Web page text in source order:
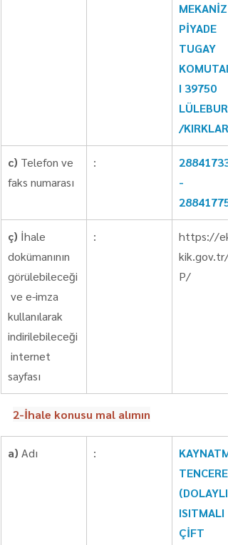
PİYADE
TUGAY
I 39750
/
c) Telefon ve
faks numarası
:
-
ç) İhale
dokümanının
görülebileceği
ve e-imza
kullanılarak
indirilebileceği
internet
sayfası
:
https://
kik.gov.tr/
P/
2-İhale konusu mal alımın
a) Adı :
(DOLAYLI
ISITMALI
ÇİFT